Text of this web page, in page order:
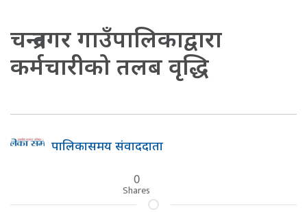
चन्द्रनगर गाउँपालिकाद्वारा
कर्मचारीको तलब वृद्धि
पालिकासमय संवाददाता
0
Shares